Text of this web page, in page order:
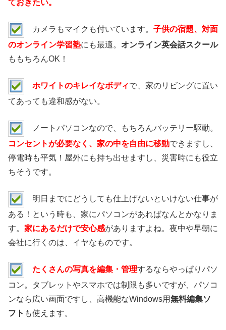
ておきたい。
カメラもマイクも付いています。 子供の宿題、対面
のオンライン学習塾にも最適。 オンライン英会話スクール
ももちろんOK！
ホワイトのキレイなボディで、家のリビングに置い
てあっても違和感がない。
ノートパソコンなので、もちろんバッテリー駆動。
コンセントが必要なく、家の中を自由に移動できますし、
停電時も平気！屋外にも持ち出せますし、災害時にも役立
ちそうです。
明日までにどうしても仕上げないといけない仕事が
ある！という時も、家にパソコンがあればなんとかなりま
す。 家にあるだけで安心感がありますよね。夜中や早朝に
会社に行くのは、イヤなものです。
たくさんの写真を編集・管理するならやっぱりパソ
コン。タブレットやスマホでは制限も多いですが、パソコ
ンなら広い画面ですし、高機能なWindows用無料編集ソ
フト も使えます。